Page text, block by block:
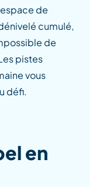
de
cumulé,
de
pistes
vous
défi.
en